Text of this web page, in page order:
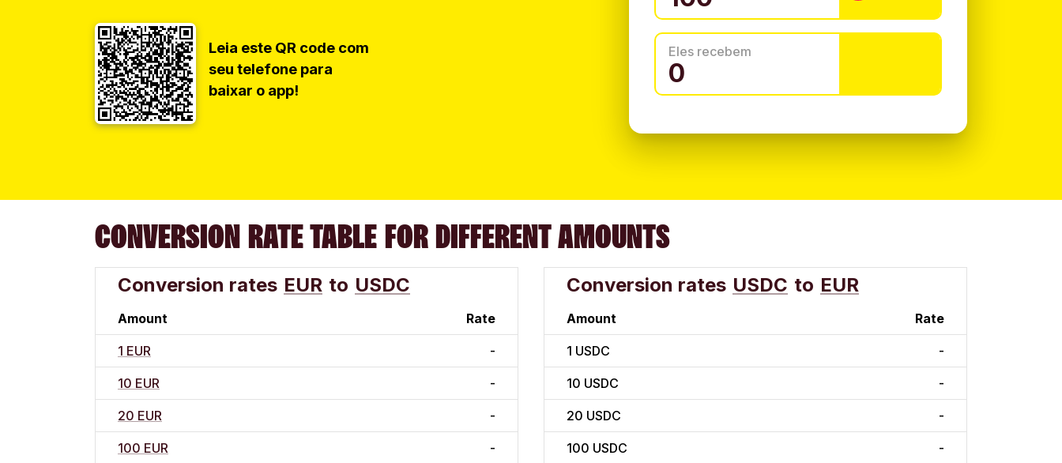
Leia este QR code com
seu telefone para
baixar o app!
Eles recebem
CONVERSION RATE TABLE FOR DIFFERENT AMOUNTS
Conversion rates EUR to USDC
Amount Rate
1 EUR -
10 EUR -
20 EUR -
100 EUR -
Conversion rates USDC to EUR
Amount Rate
1 USDC -
10 USDC -
20 USDC -
100 USDC -